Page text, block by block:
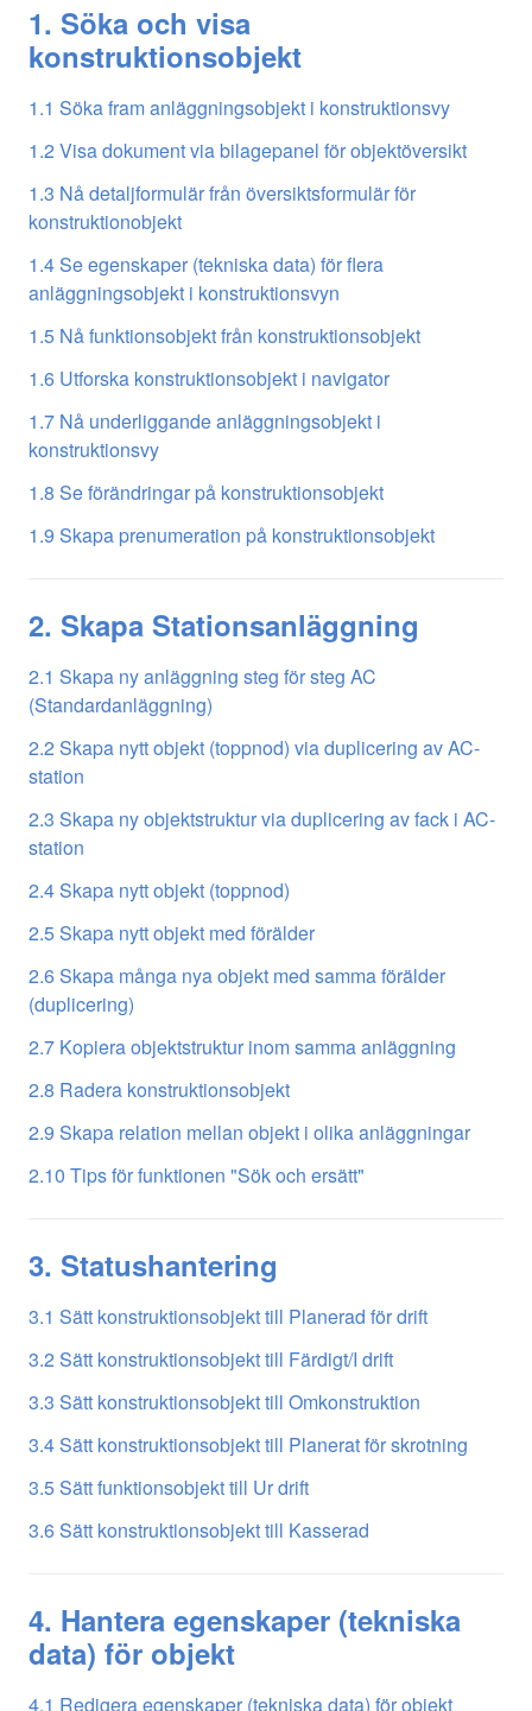
1. Söka och visa
konstruktionsobjekt
1.1 Söka fram anläggningsobjekt i konstruktionsvy
1.2 Visa dokument via bilagepanel för objektöversikt
1.3 Nå detaljformulär från översiktsformulär för
konstruktionobjekt
1.4 Se egenskaper (tekniska data) för flera
anläggningsobjekt i konstruktionsvyn
1.5 Nå funktionsobjekt från konstruktionsobjekt
1.6 Utforska konstruktionsobjekt i navigator
1.7 Nå underliggande anläggningsobjekt i
konstruktionsvy
1.8 Se förändringar på konstruktionsobjekt
1.9 Skapa prenumeration på konstruktionsobjekt
2. Skapa Stationsanläggning
2.1 Skapa ny anläggning steg för steg AC
(Standardanläggning)
2.2 Skapa nytt objekt (toppnod) via duplicering av AC-
station
2.3 Skapa ny objektstruktur via duplicering av fack i AC-
station
2.4 Skapa nytt objekt (toppnod)
2.5 Skapa nytt objekt med förälder
2.6 Skapa många nya objekt med samma förälder
(duplicering)
2.7 Kopiera objektstruktur inom samma anläggning
2.8 Radera konstruktionsobjekt
2.9 Skapa relation mellan objekt i olika anläggningar
2.10 Tips för funktionen "Sök och ersätt"
3. Statushantering
3.1 Sätt konstruktionsobjekt till Planerad för drift
3.2 Sätt konstruktionsobjekt till Färdigt/I drift
3.3 Sätt konstruktionsobjekt till Omkonstruktion
3.4 Sätt konstruktionsobjekt till Planerat för skrotning
3.5 Sätt funktionsobjekt till Ur drift
3.6 Sätt konstruktionsobjekt till Kasserad
4. Hantera egenskaper (tekniska
data) för objekt
4.1 Redigera egenskaper (tekniska data) för objekt